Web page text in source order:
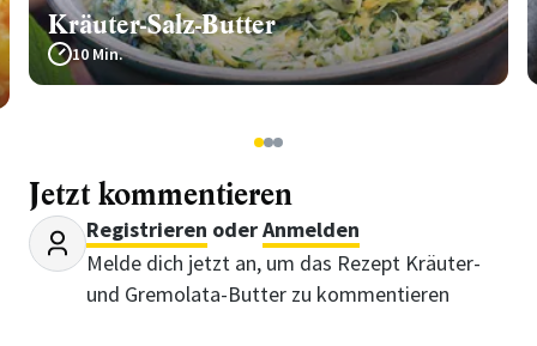
Kräuter-Salz-Butter
10 Min.
123
Jetzt kommentieren
Registrieren oderAnmelden
Melde dich jetzt an, um das Rezept Kräuter-
und Gremolata-Butter zu kommentieren